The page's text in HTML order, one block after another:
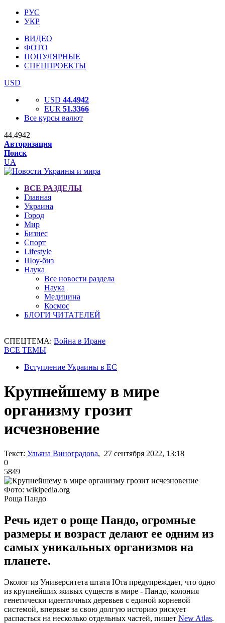
РУС
УКР
ВИДЕО
ФОТО
ПОПУЛЯРНЫЕ
СПЕЦПРОЕКТЫ
USD
USD 44.4942
EUR 51.3366
Все курсы валют
44.4942
Авторизация
Поиск
UA
ВСЕ РАЗДЕЛЫ
Главная
Украина
Город
Мир
Бизнес
Спорт
Lifestyle
Шоу-биз
Наука
Все новости раздела
Наука
Медицина
Космос
БЛОГИ ЧИТАТЕЛЕЙ
СПЕЦТЕМА: Война в Иране
ВСЕ ТЕМЫ
Вступление Украины в ЕС
Крупнейшему в мире
организму грозит
исчезновение
Текст: Ульяна Виноградова, 27 сентября 2022, 13:18
0
5849
Фото: wikipedia.org
Роща Пандо
Речь идет о роще Пандо, огромные
размеры и возраст делают ее одним из
самых уникальных организмов на
планете.
Эколог из Университета штата Юта предупреждает, что одно
из крупнейших живых существ в мире - Пандо, колония
генетически идентичных деревьев с единой корневой
системой, впервые за свою долгую историю рискует
распасться на несколько отдельных частей, пишет New Atlas.